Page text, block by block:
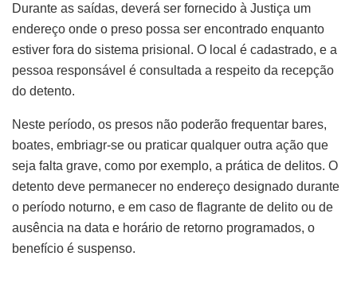
Durante as saídas, deverá ser fornecido à Justiça um
endereço onde o preso possa ser encontrado enquanto
estiver fora do sistema prisional. O local é cadastrado, e a
pessoa responsável é consultada a respeito da recepção
do detento.
Neste período, os presos não poderão frequentar bares,
boates, embriagr-se ou praticar qualquer outra ação que
seja falta grave, como por exemplo, a prática de delitos. O
detento deve permanecer no endereço designado durante
o período noturno, e em caso de flagrante de delito ou de
ausência na data e horário de retorno programados, o
benefício é suspenso.